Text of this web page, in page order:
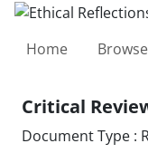
Home Browse
Critical
Document Type :